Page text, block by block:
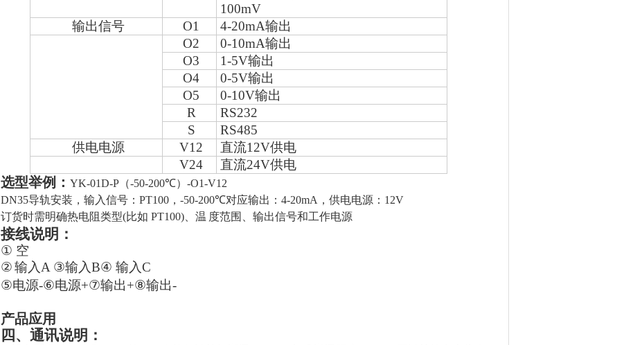
100mV
输出信号
O1 4-20mA输出
O2
0-10mA输出
O3
1-5V输出
O4
0-5V输出
O5
0-10V输出
R
RS232
S
RS485
供电电源
V12 直流12V供电
V24
直流24V供电
选型举例： YK-01D-P （-50-200℃） -O1-V12
DN35导轨安装，输入信号： PT100 ， -50-200℃对应输出： 4-20mA ，供电电源： 12V
订货时需明确热电阻类型(比如 PT100) 、温 度范围、输出信号和工作电源
接线说明：
① 空
②输入A ③输入B④ 输入C
⑤电源-⑥电源+⑦输出+⑧输出-
产品应用
四、通讯说明：